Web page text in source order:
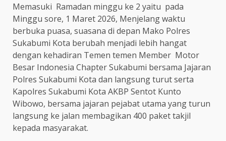
Memasuki Ramadan minggu ke 2 yaitu pada
Minggu sore, 1 Maret 2026, Menjelang waktu
berbuka puasa, suasana di depan Mako Polres
Sukabumi Kota berubah menjadi lebih hangat
dengan kehadiran Temen temen Member Motor
Besar Indonesia Chapter Sukabumi bersama Jajaran
Polres Sukabumi Kota dan langsung turut serta
Kapolres Sukabumi Kota AKBP Sentot Kunto
Wibowo, bersama jajaran pejabat utama yang turun
langsung ke jalan membagikan 400 paket takjil
kepada masyarakat.